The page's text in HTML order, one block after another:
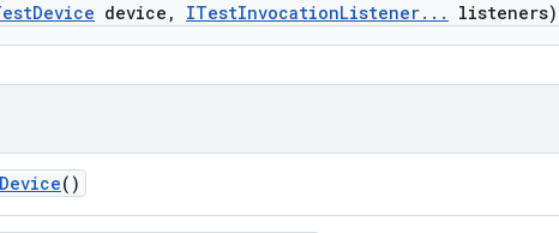
Device device , ITestInvocationListener. . . listeners)
Device()